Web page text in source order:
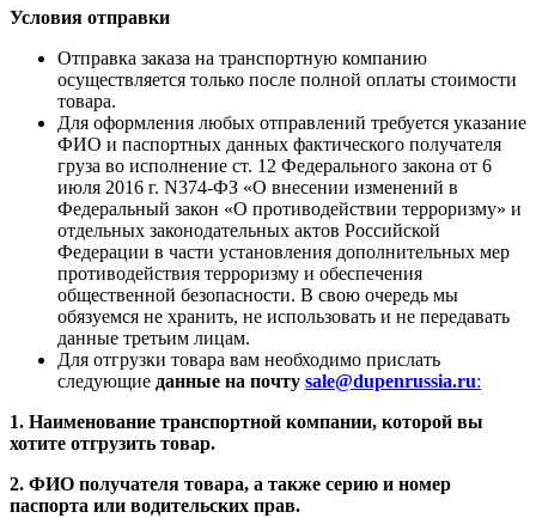
Условия отправки
Отправка заказа на транспортную компанию
осуществляется только после полной оплаты стоимости
товара.
Для оформления любых отправлений требуется указание
ФИО и паспортных данных фактического получателя
груза во исполнение ст. 12 Федерального закона от 6
июля 2016 г. N374-ФЗ «О внесении изменений в
Федеральный закон «О противодействии терроризму» и
отдельных законодательных актов Российской
Федерации в части установления дополнительных мер
противодействия терроризму и обеспечения
общественной безопасности. В свою очередь мы
обязуемся не хранить, не использовать и не передавать
данные третьим лицам.
Для отгрузки товара вам необходимо прислать
следующие данные на почту sale@dupenrussia.ru:
1. Наименование транспортной компании, которой вы
хотите отгрузить товар.
2. ФИО получателя товара, а также серию и номер
паспорта или водительских прав.